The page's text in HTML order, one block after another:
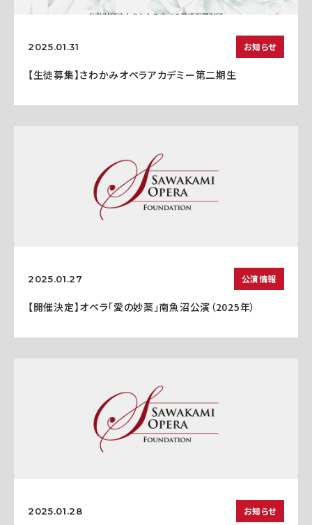
2025.01.31 お知らせ
【生徒募集】さわかみオペラアカデミー第二期生
2025.01.27 公演情報
【開催決定】オペラ「愛の妙薬」南魚沼公演（2025年）
2025.01.28 お知らせ